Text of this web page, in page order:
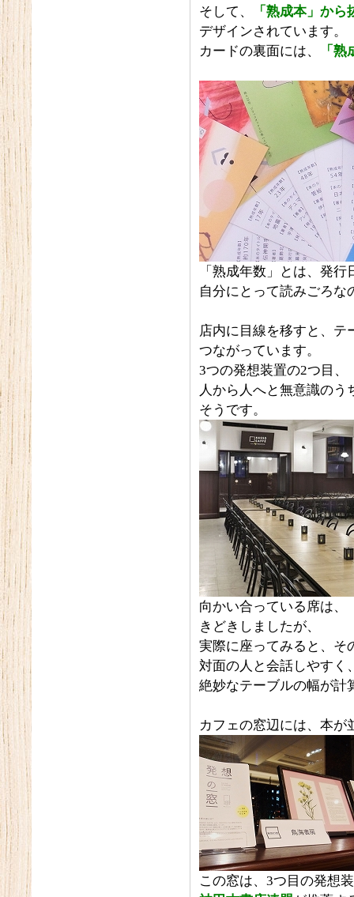
そして、
「熟成本」か
デザインされています。
カードの裏面には、
「
「熟成年数」とは、発
自分にとって読みごろな
店内に目線を移すと、テ
つながっています。
3つの発想装置の2つ目、
人から人へと無意識の
そうです。
向かい合っている席は、
きどきしましたが、
実際に座ってみると、そ
対面の人と会話しやすく
絶妙なテーブルの幅が計
カフェの窓辺には、本が
この窓は、3つ目の発想